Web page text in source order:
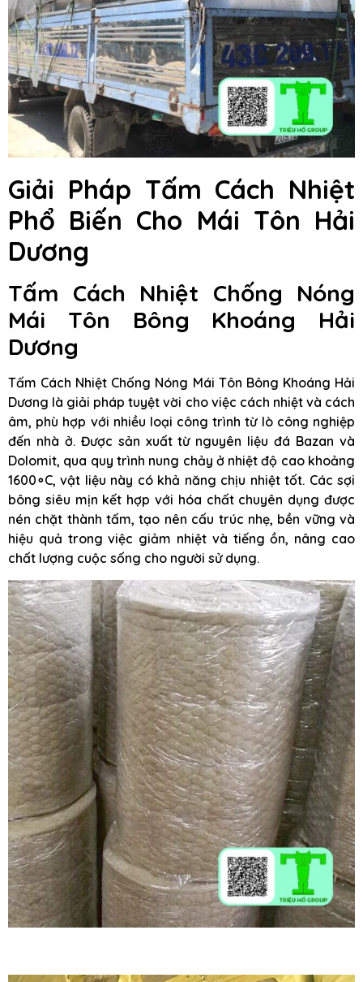
Giải Pháp Tấm Cách Nhiệt
Phổ Biến Cho Mái Tôn Hải
Dương
Tấm Cách Nhiệt Chống Nóng
Mái Tôn Bông Khoáng Hải
Dương
Tấm Cách Nhiệt Chống Nóng Mái Tôn Bông Khoáng Hải
Dương là giải pháp tuyệt vời cho việc cách nhiệt và cách
âm, phù hợp với nhiều loại công trình từ lò công nghiệp
đến nhà ở. Được sản xuất từ nguyên liệu đá Bazan và
Dolomit, qua quy trình nung chảy ở nhiệt độ cao khoảng
1600∘C, vật liệu này có khả năng chịu nhiệt tốt. Các sợi
bông siêu mịn kết hợp với hóa chất chuyên dụng được
nén chặt thành tấm, tạo nên cấu trúc nhẹ, bền vững và
hiệu quả trong việc giảm nhiệt và tiếng ồn, nâng cao
chất lượng cuộc sống cho người sử dụng.